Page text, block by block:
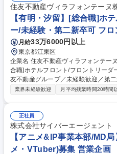
内の送付、見積作成・提出、価格交
受注計画の進捗管理、課題分析、販促施策の検討 等
ート】保守契約の販促支援/在宅勤務
住友不動産ヴィラフォンテーヌ
【有明・汐留】[総合職]ホ
ー/未経験・第二新卒可 フロ
月給33万6000円以上
東京都江東区
企業名 住友不動産ヴィラフォンテーヌ株式会社 求人名 【
合職]ホテルフロント/フロントリーダー/未経
友不動産グループ／未経験歓迎／第
社でホテルフロント業務をお任せし
せします。 ・チェックイン・チェッ
合わせ、お客様要望への対応業務 ・
上管理、客室対応、安全管理等の業務 募集職種 【有明・汐留】[総合職]
テルフロント/フロントリーダー/未経
業界未経験歓迎 月平均残業時間20時間
正社員
株式会社サイバーエージェント
【アニメ&IP事業本部/MD
メ・VTuber)募集 営業企画